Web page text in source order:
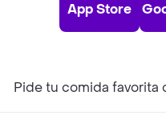
App Store
Pide tu comida favorita